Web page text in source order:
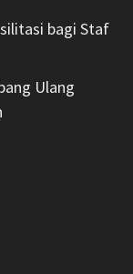
bagi Staf
Ulang